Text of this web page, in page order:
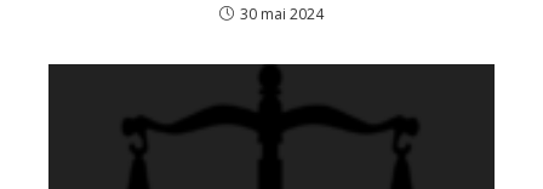
30 mai 2024